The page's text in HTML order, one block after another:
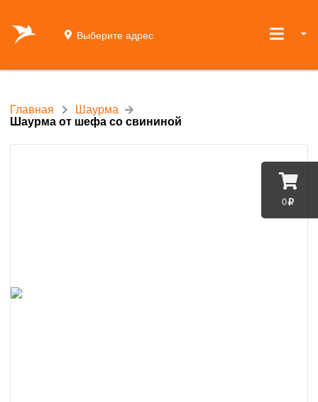
0
Выберите адрес
Главная Шаурма
Шаурма от шефа со свининой